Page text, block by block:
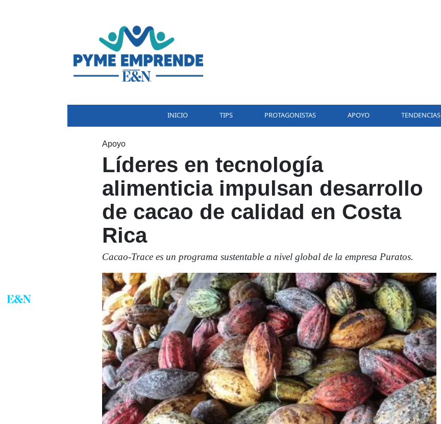
INICIO TIPS PROTAGONISTAS APOYO TENDENCIAS
Apoyo
Líderes en tecnología
alimenticia impulsan desarrollo
de cacao de calidad en Costa
Rica
Cacao-Trace es un programa sustentable a nivel global de la empresa Puratos.